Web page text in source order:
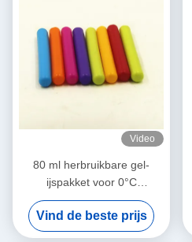
Video
80 ml herbruikbare gel-
ijspakket voor 0°C
koeldranken 2-8°C voor
medisch gebruik
Vind de beste prijs